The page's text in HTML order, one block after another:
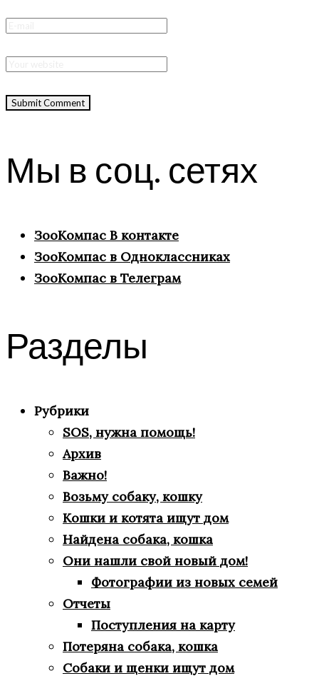
Мы в соц. сетях
ЗооКомпас В контакте
ЗооКомпас в Одноклассниках
ЗооКомпас в Телеграм
Разделы
Рубрики
SOS, нужна помощь!
Архив
Важно!
Возьму собаку, кошку
Кошки и котята ищут дом
Найдена собака, кошка
Они нашли свой новый дом!
Фотографии из новых семей
Отчеты
Поступления на карту
Потеряна собака, кошка
Собаки и щенки ищут дом